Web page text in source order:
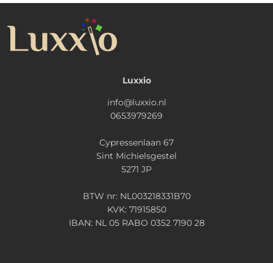
Luxxio
info@luxxio.nl
0653979269
Cypressenlaan 67
Sint Michielsgestel
5271 JP
BTW nr: NL003218331B70
KVK: 71915850
IBAN: NL 05 RABO 0352 7190 28